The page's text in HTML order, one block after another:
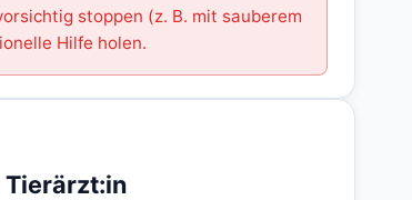
stoppen (z. B. mit sauberem
Hilfe holen.
Tierärzt:in